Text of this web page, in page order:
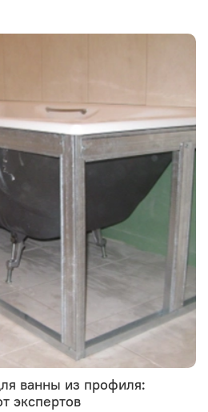
ванны из профиля:
экспертов